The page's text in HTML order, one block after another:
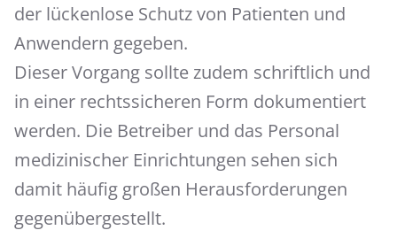
der lückenlose Schutz von Patienten und
Anwendern gegeben.
Dieser Vorgang sollte zudem schriftlich und
in einer rechtssicheren Form dokumentiert
werden. Die Betreiber und das Personal
medizinischer Einrichtungen sehen sich
damit häufig großen Herausforderungen
gegenübergestellt.